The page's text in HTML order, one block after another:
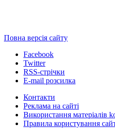
Повна версія сайту
Facebook
Twitter
RSS-стрічки
E-mail розсилка
Контакти
Реклама на сайті
Використання матеріалів
Правила користування